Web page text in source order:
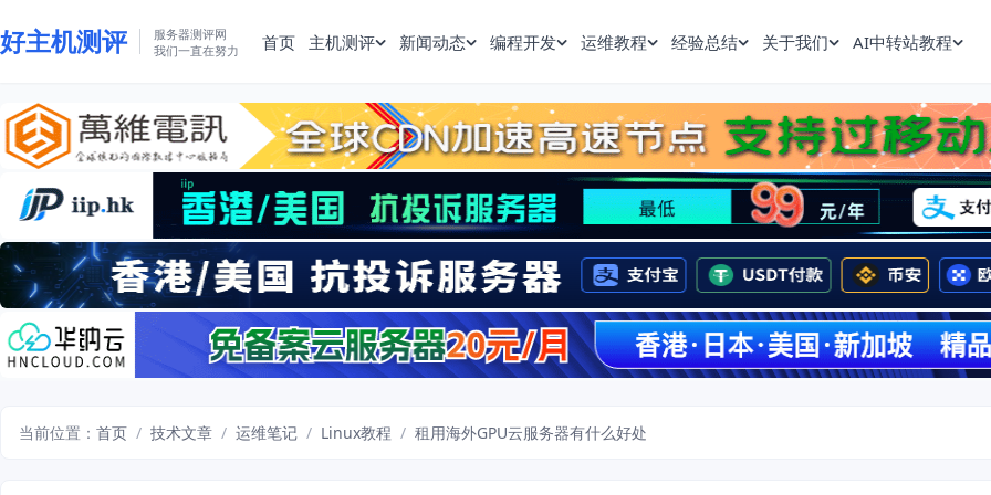
好主机测评
服务器测评网
我们一直在努力
首页 主机测评 新闻动态 编程开发 运维教程 经验总结 关于我们 AI中转站教程
当前位置： 首页 / 技术文章 / 运维笔记 / Linux教程 / 租用海外GPU云服务器有什么好处